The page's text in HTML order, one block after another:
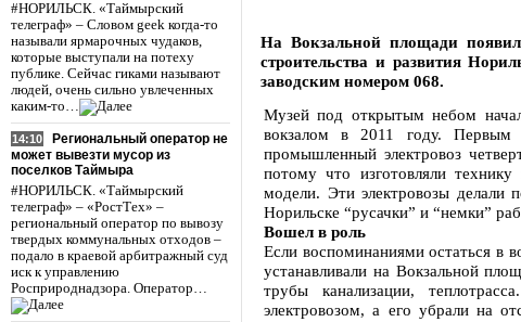
#НОРИЛЬСК. «Таймырский
телеграф» – Словом geek когда-то
называли ярмарочных чудаков,
которые выступали на потеху
публике. Сейчас гиками называют
людей, очень сильно увлеченных
каким-то…
14:10
Региональный оператор не
может вывезти мусор из
поселков Таймыра
#НОРИЛЬСК. «Таймырский
телеграф» – «РостТех» –
региональный оператор по вывозу
твердых коммунальных отходов –
подало в краевой арбитражный суд
иск к управлению
Росприроднадзора. Оператор…
На Вокзальной площади
строительства и развития
заводским номером 068.
Музей под открытым небом
вокзалом в 2011 году. Первым
промышленный электровоз
потому что изготовляли
модели. Эти электровозы делали
Норильске “русачки” и “немки”
Вошел в роль
Если воспоминаниями остаться в
устанавливали на Вокзальной
трубы канализации,
электровозом, а его убрали на